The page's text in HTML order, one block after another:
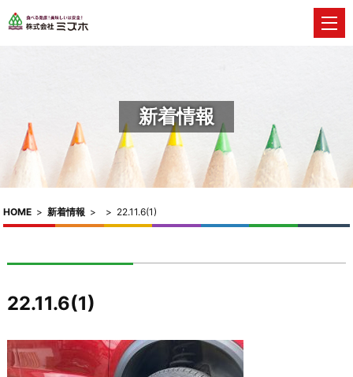
新着情報
HOME > 新着情報 > > 22.11.6(1)
22.11.6(1)